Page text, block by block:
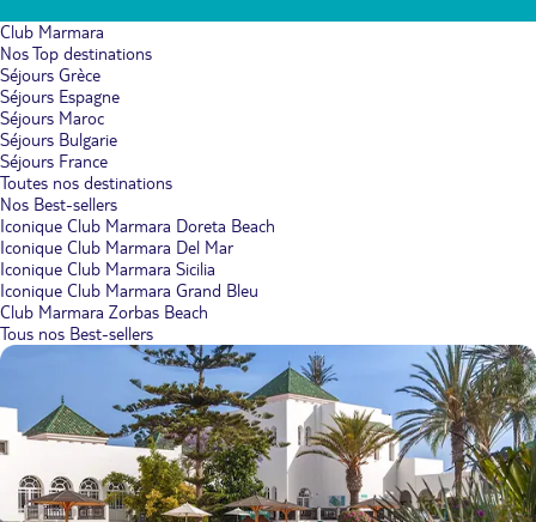
Club Marmara
Nos Top destinations
Séjours Grèce
Séjours Espagne
Séjours Maroc
Séjours Bulgarie
Séjours France
Toutes nos destinations
Nos Best-sellers
Iconique Club Marmara Doreta Beach
Iconique Club Marmara Del Mar
Iconique Club Marmara Sicilia
Iconique Club Marmara Grand Bleu
Club Marmara Zorbas Beach
Tous nos Best-sellers